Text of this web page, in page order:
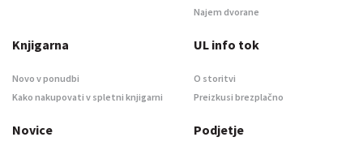
Najem dvorane
Knjigarna
Novo v ponudbi
Kako nakupovati v spletni knjigarni
UL info tok
O storitvi
Preizkusi brezplačno
Novice Podjetje